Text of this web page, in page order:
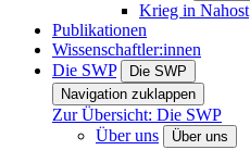
Krieg in Nahost
Publikationen
Wissenschaftler:innen
Die SWP
Die SWP
Navigation zuklappen
Zur Übersicht: Die SWP
Über uns
Über uns